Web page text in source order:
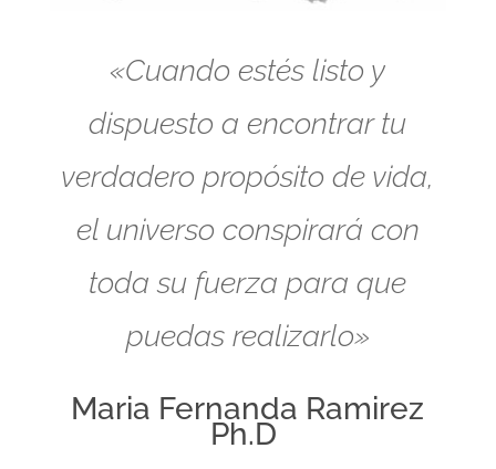
«Cuando estés listo y
dispuesto a encontrar tu
verdadero propósito de vida,
el universo conspirará con
toda su fuerza para que
puedas realizarlo»
Maria Fernanda Ramirez
Ph.D